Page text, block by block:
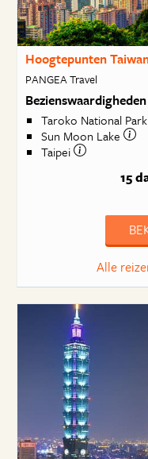
Hoogtepunten
PANGEA Travel
Bezienswaardigheden
Taroko National Park
Sun Moon Lake
Taipei
15
Alle